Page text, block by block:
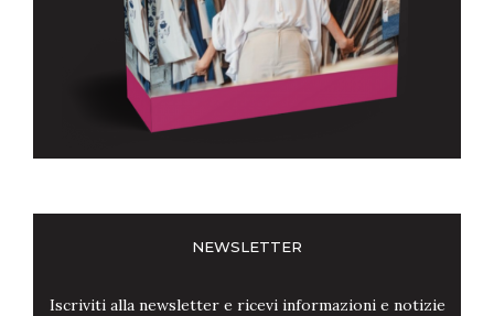
NEWSLETTER
Iscriviti alla newsletter e ricevi informazioni e notizie